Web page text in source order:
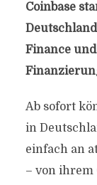
Coinbase
Finance
Ab sofort
in
einfach an
– von ihrem